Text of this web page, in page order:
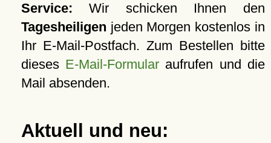
Service: Wir schicken Ihnen den
Tagesheiligen jeden Morgen kostenlos in
Ihr E-Mail-Postfach. Zum Bestellen bitte
dieses E-Mail-Formular aufrufen und die
Mail absenden.
Aktuell und neu: